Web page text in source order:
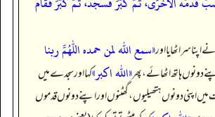
سر اٹھایا اور«سمع الله لمن حمده اللهم ربنا
دونوں ہاتھ اٹھائے، پھر«الله اكبر»کہا اور سجدے میں
اپنی دونوں ہتھیلیوں، گھٹنوں اور اپنے دونوں قدموں